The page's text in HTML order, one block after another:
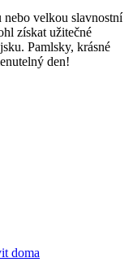
velkou slavnostní
získat užitečné
Pamlsky, krásné
den!
doma